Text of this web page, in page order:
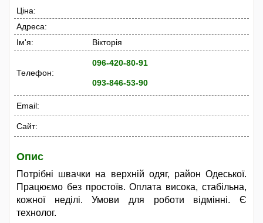
Ціна:
Адреса:
Ім'я:
Вікторія
Телефон:
096-420-80-91
093-846-53-90
Email:
Сайт:
Опис
Потрібні швачки на верхній одяг, район Одеської.
Працюємо без простоїв. Оплата висока, стабільна,
кожної неділі. Умови для роботи відмінні. Є
технолог.